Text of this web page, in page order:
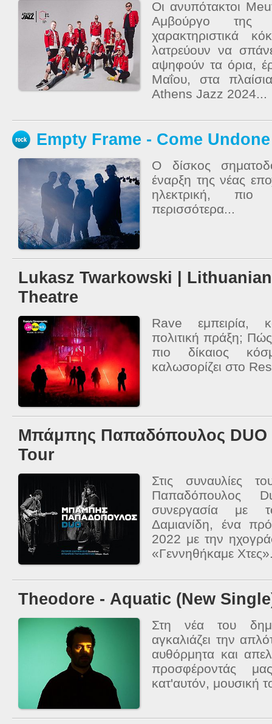
Οι ανυπότακτοι
Αμβούργο της
χαρακτηριστικά
λατρεύουν να
αψηφούν τα όρια,
Μαΐου, στα
Athens Jazz 2024...
Empty Frame - Come
Ο δίσκος
έναρξη της νέας
ηλεκτρική,
περισσότερα...
Lukasz Twarkowski |
Theatre
Rave εμπειρία,
πολιτική πράξη;
πιο δίκαιος
καλωσορίζει στο
Μπάμπης Παπαδόπουλος DUO
Tour
Στις συναυλίες
Παπαδόπουλος
συνεργασία με
Δαμιανίδη, ένα
2022 με την
«Γεννηθήκαμε
Theodore - Αquatic (New
Στη νέα του
αγκαλιάζει την
αυθόρμητα και
προσφέροντάς
κατ'αυτόν, μουσική